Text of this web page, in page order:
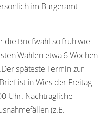
im Bürgeramt
die Briefwahl so früh wie
Wahlen etwa 6 Wochen
späteste Termin zur
ist in Wies der Freitag
Uhr. Nachträgliche
(z.B.